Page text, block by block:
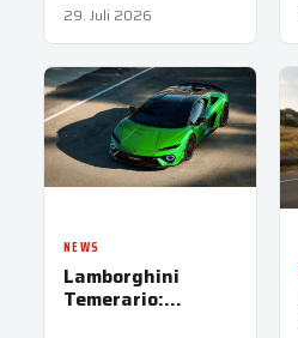
29. Juli 2026
NEWS
Lamborghini
Temerario: